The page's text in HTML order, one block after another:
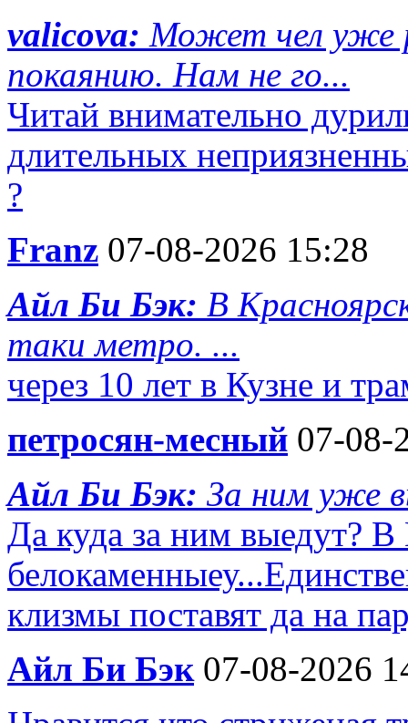
valicova: Может чел уже
покаянию. Нам не го...
Читай внимательно
длительных
?
Franz 07-08-2026 15:28
Айл Би Бэк: В
таки метро. ...
через 10 лет в Кузне и
петросян-месный 07-08-
Айл Би Бэк: За ним уже
Да куда за ним выедут? В
клизмы поставят да на
Айл Би Бэк07-08-2026